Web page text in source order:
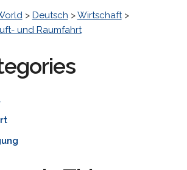
> Deutsch >Wirtschaft>
und Raumfahrt